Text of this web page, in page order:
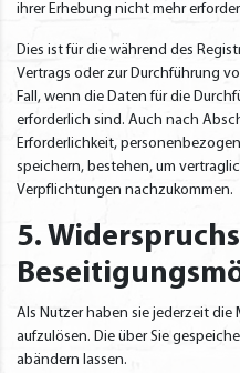
ihrer Erhebung nicht mehr
Dies ist für die während des
Vertrags oder zur Durchführung
Fall, wenn die Daten für die
erforderlich sind. Auch nach
Erforderlichkeit,
speichern, bestehen, um
Verpflichtungen nachzukommen.
5.
Als Nutzer haben sie jederzeit die
aufzulösen. Die über Sie
abändern lassen.